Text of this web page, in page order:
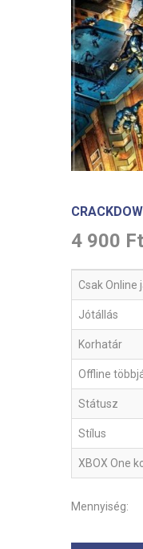
4 900 Ft
Csak Online
Jótállás
Korhatár
Offline
Státusz
Stílus
XBOX One
Mennyiség: